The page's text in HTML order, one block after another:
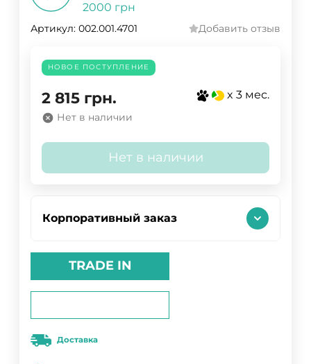
2000 грн
Артикул: 002.001.4701 Добавить отзыв
НОВОЕ ПОСТУПЛЕНИЕ
2 815 грн. x 3 мес.
Нет в наличии
Нет в наличии
Корпоративный заказ
TRADE IN
Доставка